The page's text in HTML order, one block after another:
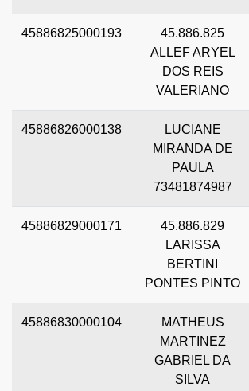
45886825000193
45.886.825
ALLEF ARYEL
DOS REIS
VALERIANO
45886826000138
LUCIANE
MIRANDA DE
PAULA
73481874987
45886829000171
45.886.829
LARISSA
BERTINI
PONTES PINTO
45886830000104
MATHEUS
MARTINEZ
GABRIEL DA
SILVA